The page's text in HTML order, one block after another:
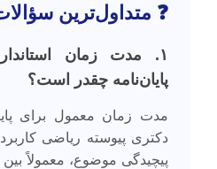
❓ متداول‌ترین
۱. مدت زمان
پایان‌نامه چقدر است؟
مدت زمان معمول برای
دکتری پیوسته ریاضی